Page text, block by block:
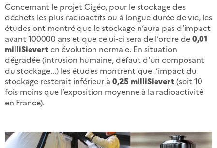
Concernant le projet Cigéo, pour le stockage des
déchets les plus radioactifs ou à longue durée de vie, les
études ont montré que le stockage n’aura pas d’impact
avant 100000 ans et que celui-ci sera de l’ordre de0,01
milliSieverten évolution normale. En situation
dégradée (intrusion humaine, défaut d’un composant
du stockage...) les études montrent que l’impact du
stockage resterait inférieur à 0,25 milliSievert(soit 10
fois moins que l’exposition moyenne à la radioactivité
en France).